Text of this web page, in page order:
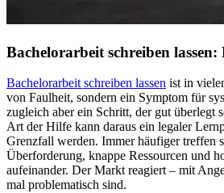
Bachelorarbeit schreiben
Bachelorarbeit schreiben lassen ist in
von Faulheit, sondern ein Symptom für
zugleich aber ein Schritt, der gut überlegt
Art der Hilfe kann daraus ein legaler
Grenzfall werden. Immer häufiger treffen
Überforderung, knappe Ressourcen und
aufeinander. Der Markt reagiert – mit
mal problematisch sind.